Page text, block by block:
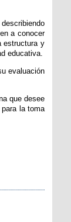
a conocer
estructura y
educativa.
evaluación
que desee
la toma